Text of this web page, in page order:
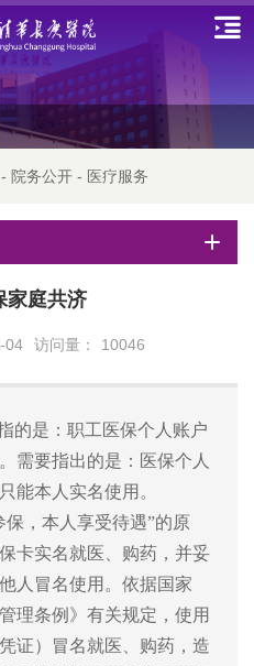
- 院务公开 - 医疗服务
家庭共济
04 访问量： 10046
的是：职工医保个人账户
需要指出的是：医保个人
能本人实名使用。
保，本人享受待遇”的原
卡实名就医、购药，并妥
人冒名使用。依据国家
理条例》有关规定，使用
证）冒名就医、购药，造